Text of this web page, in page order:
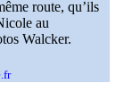
route, qu’ils
au
Walcker.